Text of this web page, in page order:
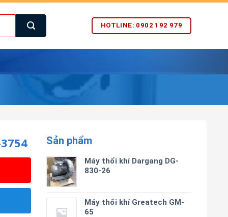
HOTLINE: 0902 192 979
Sản phẩm
Máy thổi khí Dargang DG-
830-26
Máy thổi khí Greatech GM-
65